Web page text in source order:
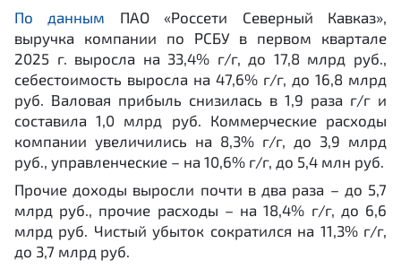
По данным ПАО «Россети Северный Кавказ»,
выручка компании по РСБУ в первом квартале
2025 г. выросла на 33,4% г/г, до 17,8 млрд руб.,
себестоимость выросла на 47,6% г/г, до 16,8 млрд
руб. Валовая прибыль снизилась в 1,9 раза г/г и
составила 1,0 млрд руб. Коммерческие расходы
компании увеличились на 8,3% г/г, до 3,9 млрд
руб., управленческие – на 10,6% г/г, до 5,4 млн руб.
Прочие доходы выросли почти в два раза – до 5,7
млрд руб., прочие расходы – на 18,4% г/г, до 6,6
млрд руб. Чистый убыток сократился на 11,3% г/г,
до 3,7 млрд руб.